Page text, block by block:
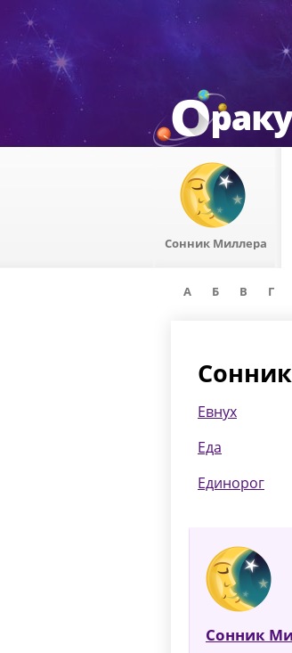
Сонник Миллера
А Б В Г
Евнух
Еда
Единорог
Сонник